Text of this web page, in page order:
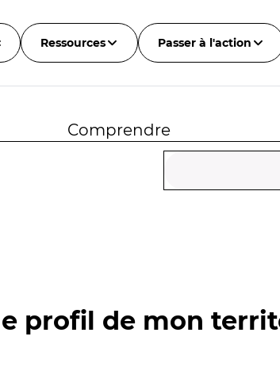
Ressources Passer à l'action
Comprendre
profil de mon